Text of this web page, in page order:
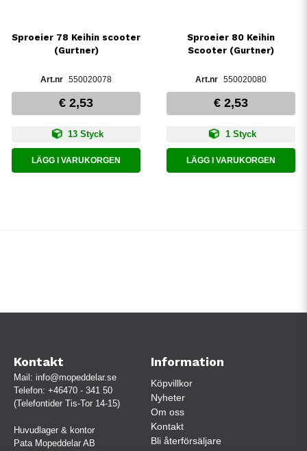
Sproeier 78 Keihin scooter
(Gurtner)
550020078
€ 2,53
13 Styck
LÄGG I VARUKORGEN
Sproeier 80 Keihin
Scooter (Gurtner)
550020080
€ 2,53
1 Styck
LÄGG I VARUKORGEN
Kontakt
Mail: info@mopeddelar.se
Telefon: +46470 - 341 50
(Telefontider Tis-Tor 14-15)
Huvudlager & kontor
Pata Mopeddelar AB
Information
Köpvillkor
Nyheter
Om oss
Kontakt
Bli återförsäljare